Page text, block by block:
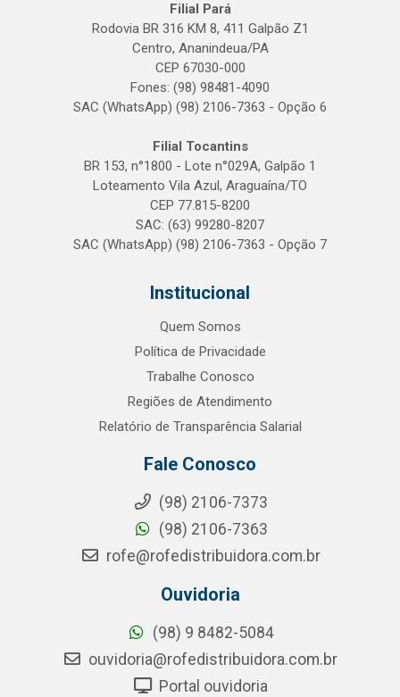
Filial Pará
Rodovia BR 316 KM 8, 411 Galpão Z1
Centro, Ananindeua/PA
CEP 67030-000
Fones: (98) 98481-4090
SAC (WhatsApp) (98) 2106-7363 - Opção 6
Filial Tocantins
BR 153, n°1800 - Lote n°029A, Galpão 1
Loteamento Vila Azul, Araguaína/TO
CEP 77.815-8200
SAC: (63) 99280-8207
SAC (WhatsApp) (98) 2106-7363 - Opção 7
Institucional
Quem Somos
Política de Privacidade
Trabalhe Conosco
Regiões de Atendimento
Relatório de Transparência Salarial
Fale Conosco
(98) 2106-7373
(98) 2106-7363
rofe@rofedistribuidora.com.br
Ouvidoria
(98) 9 8482-5084
ouvidoria@rofedistribuidora.com.br
Portal ouvidoria